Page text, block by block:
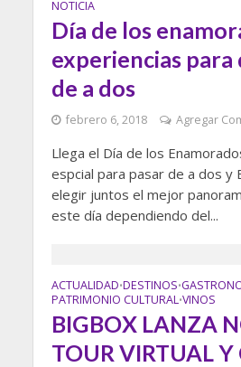
NOTICIA
Día de los
experiencias
de a dos
febrero 6, 2018 Agregar
Llega el Día de los
espcial para pasar de a dos y
elegir juntos el mejor
este día dependiendo del...
ACTUALIDAD•DESTINOS•
PATRIMONIO CULTURAL•VINOS
BIGBOX LANZA
TOUR VIRTUAL Y